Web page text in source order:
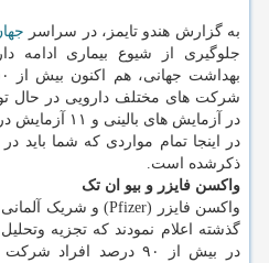
به گزارش هندو تایمز، در سراسر
جلوگیری از شیوع بیماری ادامه
در آزمایش های بالینی و ۱۱ آزمایش در مراحل آخر قرار دارند.
در اینجا تمام مواردی که شما باید
ذکرشده است.
واکسن فایزر و بیو ان تک
گذشته اعلام نمودند که تجزیه